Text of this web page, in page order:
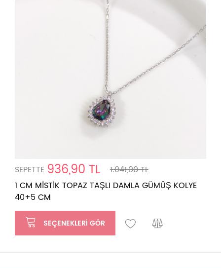
SEPETTE 936,90 TL
1.041,00 TL
1 CM MİSTİK TOPAZ TAŞLI DAMLA GÜMÜŞ KOLYE
40+5 CM
SEÇENEKLERI GÖR